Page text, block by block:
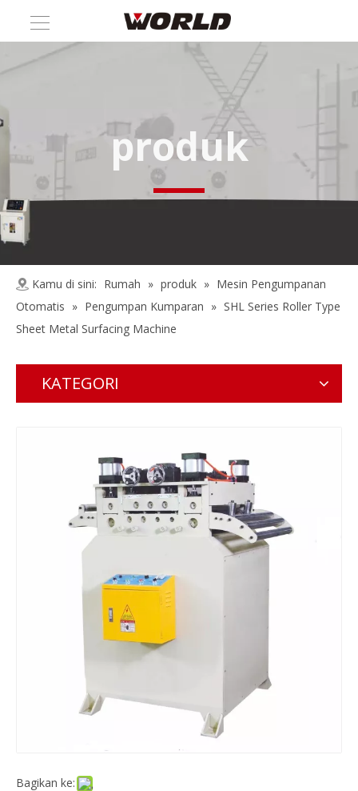
produk
Kamu di sini: Rumah » produk » Mesin Pengumpanan
Otomatis » Pengumpan Kumparan » SHL Series Roller Type
Sheet Metal Surfacing Machine
KATEGORI
Bagikan ke: